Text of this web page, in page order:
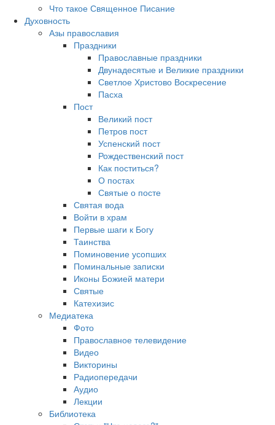
Что такое Священное Писание
Духовность
Азы православия
Праздники
Православные праздники
Двунадесятые и Великие праздники
Светлое Христово Воскресение
Пасха
Пост
Великий пост
Петров пост
Успенский пост
Рождественский пост
Как поститься?
О постах
Святые о посте
Святая вода
Войти в храм
Первые шаги к Богу
Таинства
Поминовение усопших
Поминальные записки
Иконы Божией матери
Святые
Катехизис
Медиатека
Фото
Православное телевидение
Видео
Викторины
Радиопередачи
Аудио
Лекции
Библиотека